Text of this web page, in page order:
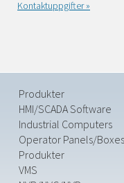
Kontaktuppgifter »
Produkter
HMI/SCADA Software
Industrial Computers
Operator Panels/Boxes
Produkter
VMS